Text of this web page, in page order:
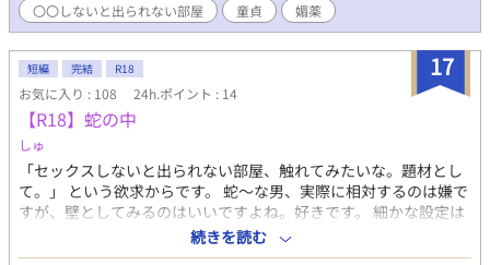
〇〇しないと出られない部屋
童貞 媚薬
17
短編 完結 R18
お気に入り : 108 24h.ポイント : 14
【R18】蛇の中
しゅ
「セックスしないと出られない部屋、触れてみたいな。題材とし
て。」 という欲求からです。 蛇〜な男、実際に相対するのは嫌で
すが、壁としてみるのはいいですよね。好きです。 細かな設定は
描いておりませんが、ふわっと想像いただければと。 どうぞよし
なに。
続きを読む